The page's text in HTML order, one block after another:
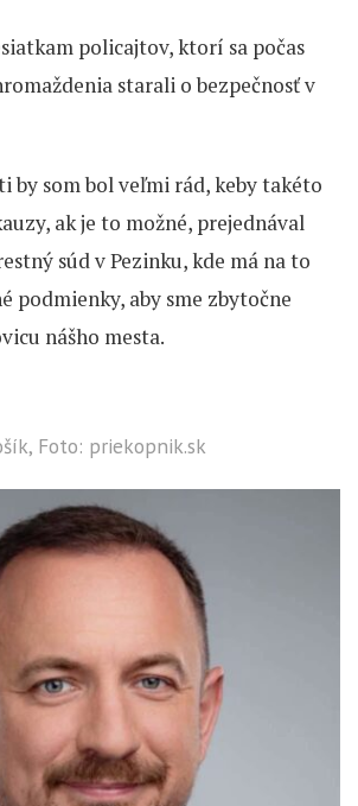
policajtov, ktorí sa počas
starali o bezpečnosť v
by som bol veľmi rád, keby takéto
ak je to možné, prejednával
súd v Pezinku, kde má na to
podmienky, aby sme zbytočne
nášho mesta.
Foto: priekopnik.sk